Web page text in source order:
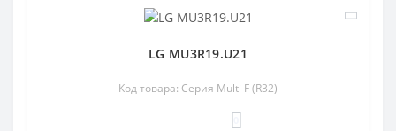
LG MU3R19.U21
Код товара: Серия Multi F (R32)